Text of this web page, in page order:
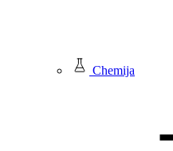
Chemija